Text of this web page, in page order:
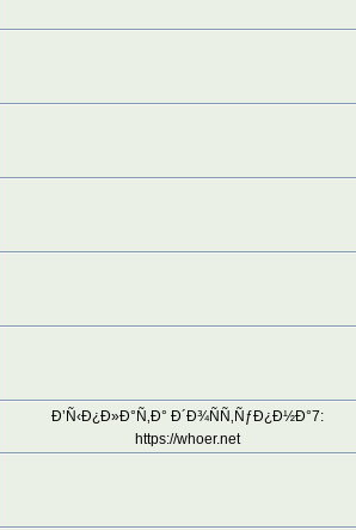
Ð’Ñ‹Ð¿Ð»Ð°Ñ‚Ð° Ð´Ð¾ÑÑ‚ÑƒÐ¿Ð½Ð°7:
https://whoer.net